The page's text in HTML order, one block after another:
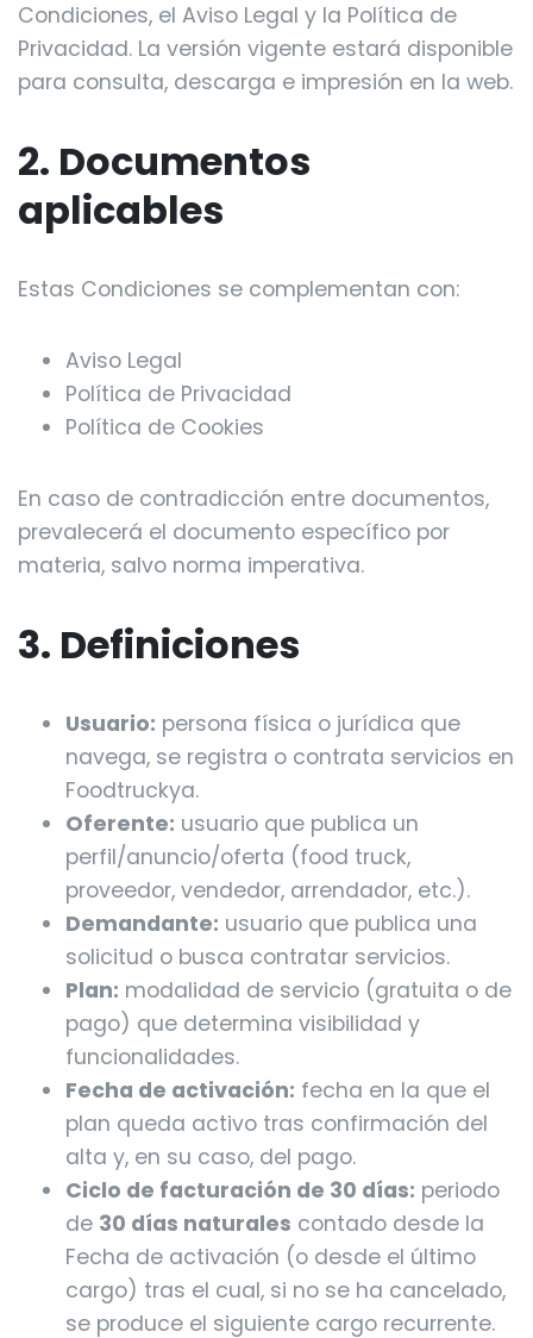
Condiciones, el Aviso Legal y la Política de
Privacidad. La versión vigente estará disponible
para consulta, descarga e impresión en la web.
2. Documentos
aplicables
Estas Condiciones se complementan con:
Aviso Legal
Política de Privacidad
Política de Cookies
En caso de contradicción entre documentos,
prevalecerá el documento específico por
materia, salvo norma imperativa.
3. Definiciones
Usuario: persona física o jurídica que
navega, se registra o contrata servicios en
Foodtruckya.
Oferente: usuario que publica un
perfil/anuncio/oferta (food truck,
proveedor, vendedor, arrendador, etc.).
Demandante: usuario que publica una
solicitud o busca contratar servicios.
Plan: modalidad de servicio (gratuita o de
pago) que determina visibilidad y
funcionalidades.
Fecha de activación: fecha en la que el
plan queda activo tras confirmación del
alta y, en su caso, del pago.
Ciclo de facturación de 30 días: periodo
de 30 días naturales contado desde la
Fecha de activación (o desde el último
cargo) tras el cual, si no se ha cancelado,
se produce el siguiente cargo recurrente.